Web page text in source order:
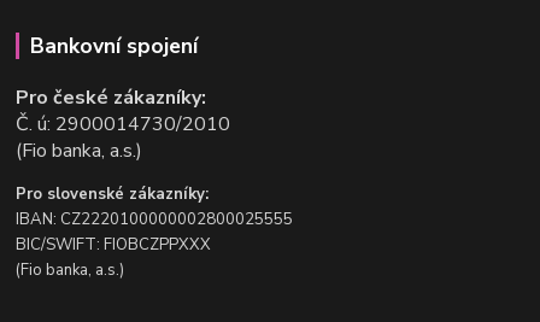
Bankovní spojení
Pro české zákazníky:
Č. ú: 2900014730/2010
(Fio banka, a.s.)
Pro slovenské zákazníky:
IBAN: CZ2220100000002800025555
BIC/SWIFT: FIOBCZPPXXX
(Fio banka, a.s.)